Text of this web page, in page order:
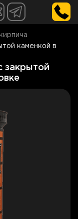
каменкой в
закрытой